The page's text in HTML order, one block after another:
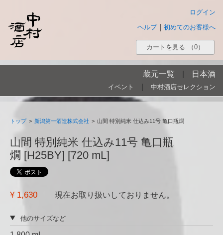
ログイン
初めてのお客様へ
ヘルプ
カートを見る （0）
蔵元一覧 日本酒
イベント 中村酒店セレクション
トップ > 新潟第一酒造株式会社 > 山間 特別純米 仕込み11号 亀口瓶燗
山間 特別純米 仕込み11号 亀口瓶
燗 [H25BY] [720 mL]
¥ 1,630 現在お取り扱いしておりません。
他のサイズなど